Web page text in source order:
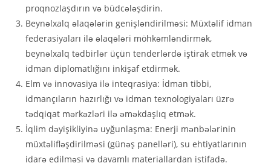
proqnozlaşdırın və büdcələşdirin.
Beynəlxalq əlaqələrin genişləndirilməsi: Müxtəlif idman
federasiyaları ilə əlaqələri möhkəmləndirmək,
beynəlxalq tədbirlər üçün tenderlərdə iştirak etmək və
idman diplomatlığını inkişaf etdirmək.
Elm və innovasiya ilə inteqrasiya: İdman tibbi,
idmançıların hazırlığı və idman texnologiyaları üzrə
tədqiqat mərkəzləri ilə əməkdaşlıq etmək.
İqlim dəyişikliyinə uyğunlaşma: Enerji mənbələrinin
müxtəlifləşdirilməsi (günəş panelləri), su ehtiyatlarının
idarə edilməsi və davamlı materiallardan istifadə.